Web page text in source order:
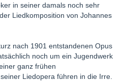
in seiner damals noch sehr
Liedkomposition von Johannes
nach 1901 entstandenen Opus
noch um ein Jugendwerk
ganz frühen
Liedopera führen in die Irre.